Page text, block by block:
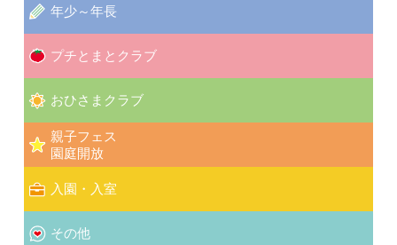
年少～年長
プチとまとクラブ
おひさまクラブ
親子フェス
園庭開放
入園・入室
その他